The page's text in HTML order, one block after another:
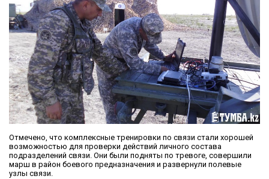
Отмечено, что комплексные тренировки по связи стали хорошей
возможностью для проверки действий личного состава
подразделений связи. Они были подняты по тревоге, совершили
марш в район боевого предназначения и развернули полевые
узлы связи.